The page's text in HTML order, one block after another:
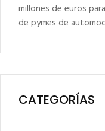
millones de euros
de pymes de
CATEGORÍAS